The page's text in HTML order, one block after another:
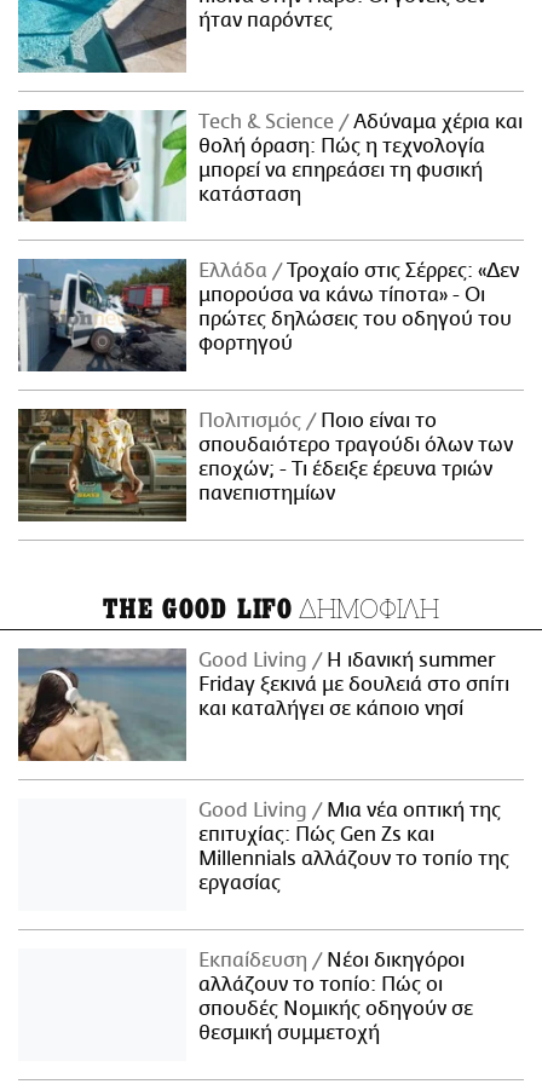
ήταν παρόντες
Τech & Science
Αδύναμα χέρια και
θολή όραση: Πώς η τεχνολογία
μπορεί να επηρεάσει τη φυσική
κατάσταση
Ελλάδα
Τροχαίο στις Σέρρες: «Δεν
μπορούσα να κάνω τίποτα» - Οι
πρώτες δηλώσεις του οδηγού του
φορτηγού
Πολιτισμός
Ποιο είναι το
σπουδαιότερο τραγούδι όλων των
εποχών; - Τι έδειξε έρευνα τριών
πανεπιστημίων
THE GOOD LIFO ΔΗΜΟΦΙΛΗ
Good Living
Η ιδανική summer
Friday ξεκινά με δουλειά στο σπίτι
και καταλήγει σε κάποιο νησί
Good Living
Μια νέα οπτική της
επιτυχίας: Πώς Gen Zs και
Millennials αλλάζουν το τοπίο της
εργασίας
Εκπαίδευση
Νέοι δικηγόροι
αλλάζουν το τοπίο: Πώς οι
σπουδές Νομικής οδηγούν σε
θεσμική συμμετοχή